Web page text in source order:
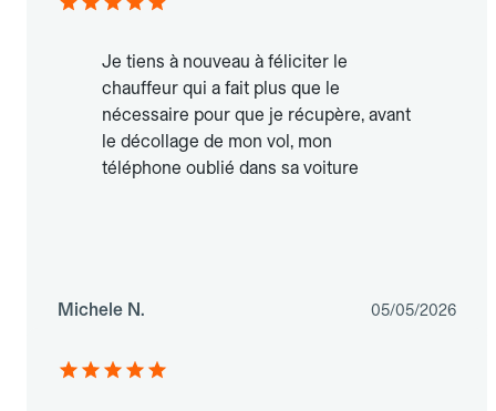
Je tiens à nouveau à féliciter le
chauffeur qui a fait plus que le
nécessaire pour que je récupère, avant
le décollage de mon vol, mon
téléphone oublié dans sa voiture
Michele N. 05/05/2026